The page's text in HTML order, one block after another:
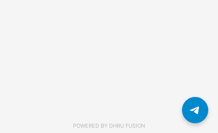
POWERED BY DHRU FUSION